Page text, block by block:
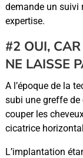
demande un suivi
expertise.
#2 OUI,
NE LAISSE
A l’époque de la
subi une greffe
couper les
cicatrice
L’implantation